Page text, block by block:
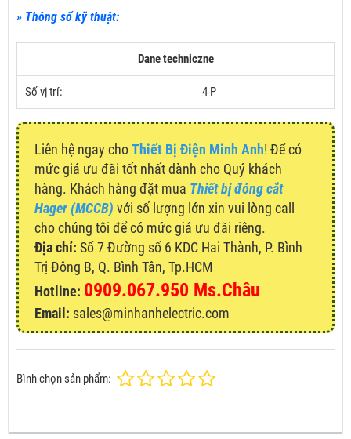
» Thông số kỹ thuật:
Dane techniczne
Số vị trí: 4 P
Liên hệ ngay choThiết Bị Điện Minh Anh! Để có
mức giá ưu đãi tốt nhất dành cho Quý khách
hàng. Khách hàng đặt mua Thiết bị đóng cắt
Hager (MCCB) với số lượng lớn xin vui lòng call
cho chúng tôi để có mức giá ưu đãi riêng.
Địa chỉ: Số 7 Đường số 6 KDC Hai Thành, P. Bình
Trị Đông B, Q. Bình Tân, Tp.HCM
Hotline: 0909.067.950 Ms.Châu
Email: sales@minhanhelectric.com
Bình chọn sản phẩm: